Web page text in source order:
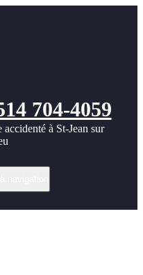
704-4059
à St-Jean sur